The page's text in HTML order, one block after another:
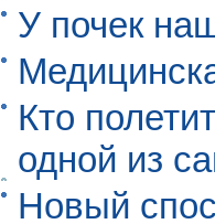
У почек
Кто
одной из
Новый